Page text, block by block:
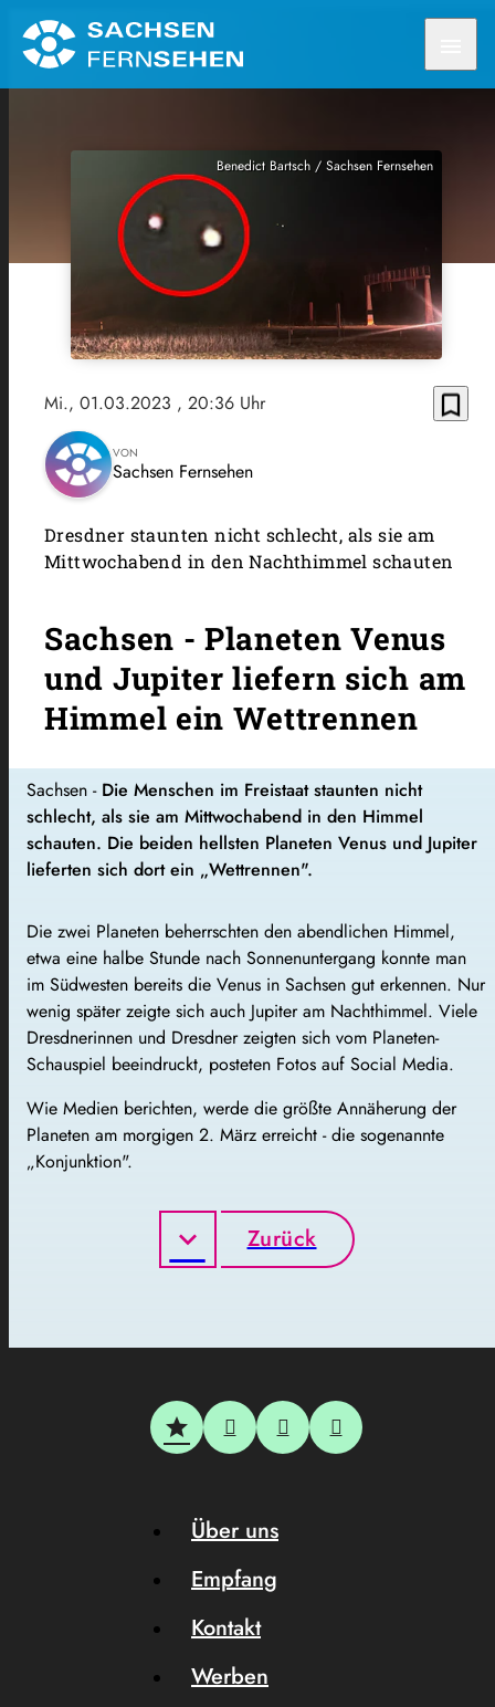
Benedict Bartsch / Sachsen Fernsehen
Mi., 01.03.2023 , 20:36 Uhr bookmark_border
VON
Sachsen Fernsehen
Dresdner staunten nicht schlecht, als sie am
Mittwochabend in den Nachthimmel schauten
Sachsen - Planeten Venus
und Jupiter liefern sich am
Himmel ein Wettrennen
Sachsen - Die Menschen im Freistaat staunten nicht
schlecht, als sie am Mittwochabend in den Himmel
schauten. Die beiden hellsten Planeten Venus und Jupiter
lieferten sich dort ein „Wettrennen".
Die zwei Planeten beherrschten den abendlichen Himmel,
etwa eine halbe Stunde nach Sonnenuntergang konnte man
im Südwesten bereits die Venus in Sachsen gut erkennen. Nur
wenig später zeigte sich auch Jupiter am Nachthimmel. Viele
Dresdnerinnen und Dresdner zeigten sich vom Planeten-
Schauspiel beeindruckt, posteten Fotos auf Social Media.
Wie Medien berichten, werde die größte Annäherung der
Planeten am morgigen 2. März erreicht - die sogenannte
„Konjunktion".
Zurück
Über uns
Empfang
Kontakt
Werben